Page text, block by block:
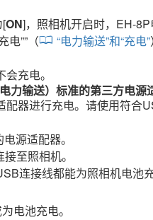
[ON]，照相机开启时， EH-8P
电””（ “电力输送”和“充电”
充电。
力输送）标准的第三方电源
器进行充电。请使用符合
源适配器。
至照相机。
连接线都能为照相机电池充
电池充电。